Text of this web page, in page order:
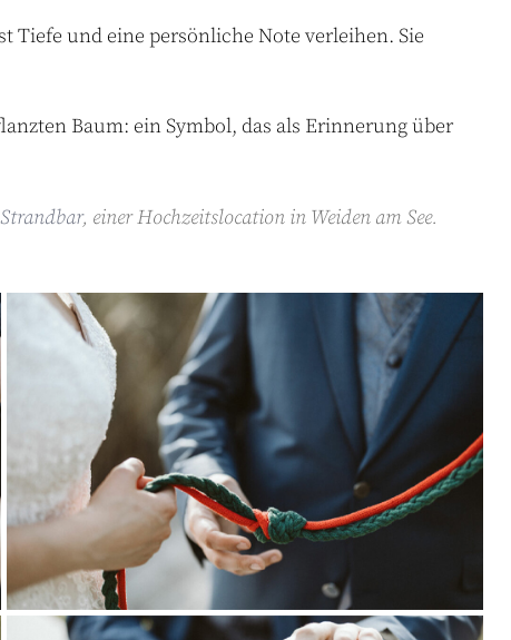
zu
Tiefeund einepersönlicheNoteverleihen. Sie
Baum: einSymbol, das als Erinnerungüber
Strandbar, einer Hochzeitslocation in Weiden am See.